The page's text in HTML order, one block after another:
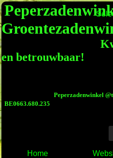
en betrouwbaar!
BE0663.680.235
Home